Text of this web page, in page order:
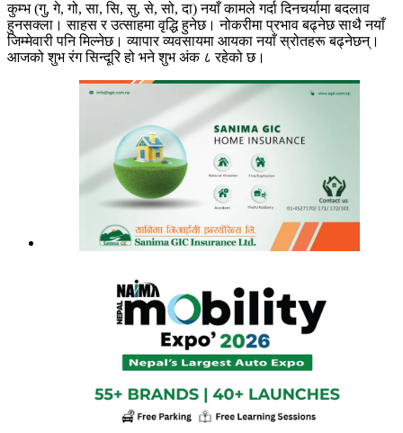
कुम्भ (गु, गे, गो, सा, सि, सु, से, सो, दा) नयाँ कामले गर्दा दिनचर्यामा बदलाव
हुनसक्ला। साहस र उत्साहमा वृद्धि हुनेछ। नोकरीमा प्रभाव बढ्नेछ साथै नयाँ
जिम्मेवारी पनि मिल्नेछ। व्यापार व्यवसायमा आयका नयाँ स्रोतहरू बढ्नेछन्।
आजको शुभ रंग सिन्दूरि हो भने शुभ अंक ८ रहेको छ।